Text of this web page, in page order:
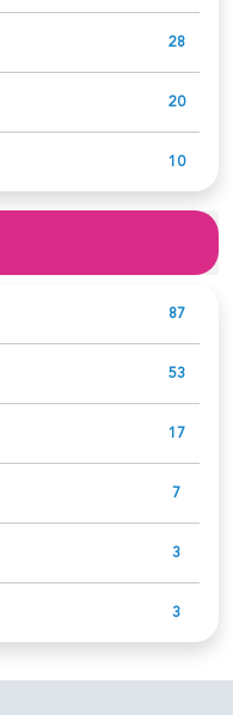
28
20
10
87
53
17
7
3
3